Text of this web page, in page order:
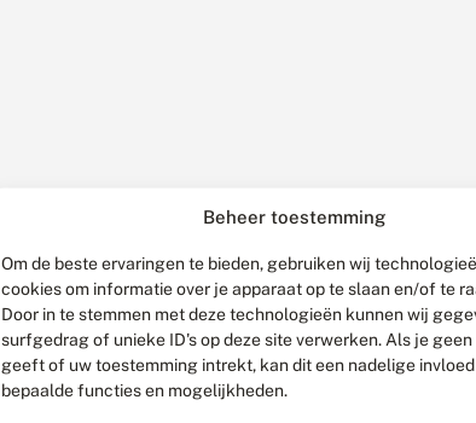
Beheer toestemming
Om de beste ervaringen te bieden, gebruiken wij
cookies om informatie over je apparaat op te slaan en/of te
Door in te stemmen met deze technologieën kunnen wij
surfgedrag of unieke ID's op deze site verwerken. Als je
geeft of uw toestemming intrekt, kan dit een nadelige
bepaalde functies en mogelijkheden.